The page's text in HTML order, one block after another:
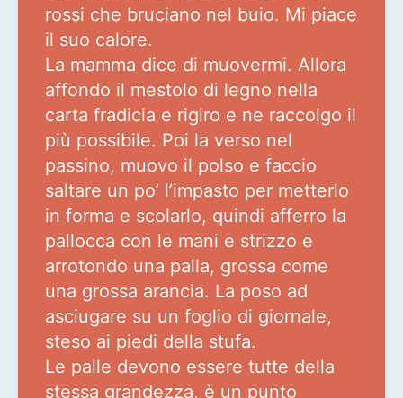
rossi che bruciano nel buio. Mi piace
il suo calore.
La mamma dice di muovermi. Allora
affondo il mestolo di legno nella
carta fradicia e rigiro e ne raccolgo il
più possibile. Poi la verso nel
passino, muovo il polso e faccio
saltare un po’ l’impasto per metterlo
in forma e scolarlo, quindi afferro la
pallocca con le mani e strizzo e
arrotondo una palla, grossa come
una grossa arancia. La poso ad
asciugare su un foglio di giornale,
steso ai piedi della stufa.
Le palle devono essere tutte della
stessa grandezza, è un punto